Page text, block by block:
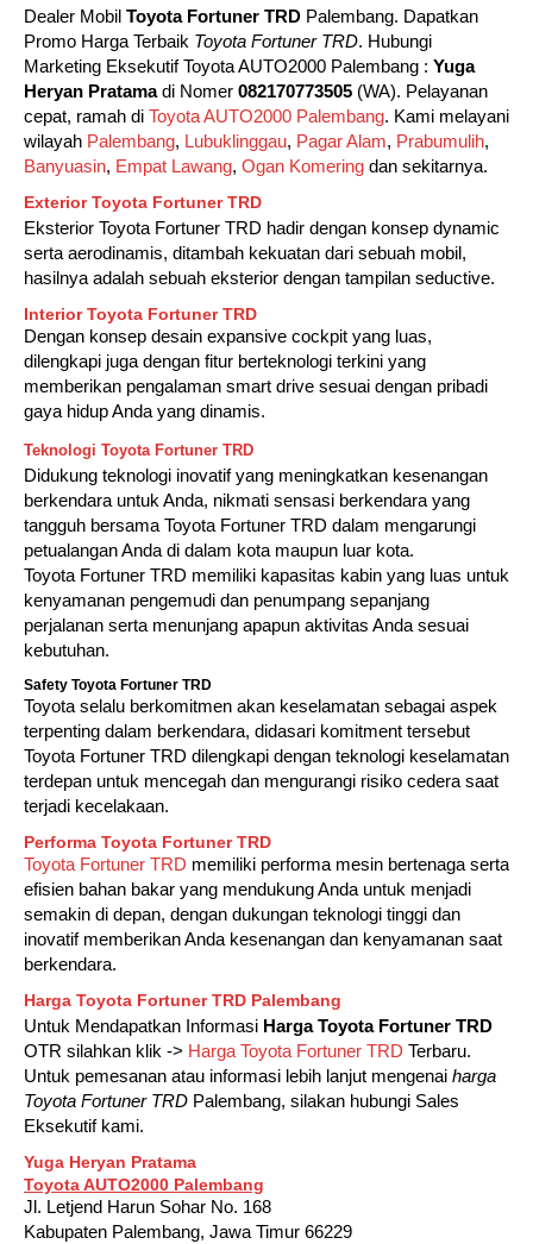
Dealer Mobil Toyota Fortuner TRD Palembang. Dapatkan
Promo Harga Terbaik Toyota Fortuner TRD. Hubungi
Marketing Eksekutif Toyota AUTO2000 Palembang : Yuga
Heryan Pratamadi Nomer 082170773505 (WA). Pelayanan
cepat, ramah di Toyota AUTO2000 Palembang. Kami melayani
wilayah Palembang, Lubuklinggau, Pagar Alam, Prabumulih,
Banyuasin, Empat Lawang, Ogan Komering dan sekitarnya.
Exterior Toyota Fortuner TRD
Eksterior Toyota Fortuner TRD hadir dengan konsep dynamic
serta aerodinamis, ditambah kekuatan dari sebuah mobil,
hasilnya adalah sebuah eksterior dengan tampilan seductive.
Interior Toyota Fortuner TRD
Dengan konsep desain expansive cockpit yang luas,
dilengkapi juga dengan fitur berteknologi terkini yang
memberikan pengalaman smart drive sesuai dengan pribadi
gaya hidup Anda yang dinamis.
Teknologi Toyota Fortuner TRD
Didukung teknologi inovatif yang meningkatkan kesenangan
berkendara untuk Anda, nikmati sensasi berkendara yang
tangguh bersama Toyota Fortuner TRD dalam mengarungi
petualangan Anda di dalam kota maupun luar kota.
Toyota Fortuner TRD memiliki kapasitas kabin yang luas untuk
kenyamanan pengemudi dan penumpang sepanjang
perjalanan serta menunjang apapun aktivitas Anda sesuai
kebutuhan.
Safety Toyota Fortuner TRD
Toyota selalu berkomitmen akan keselamatan sebagai aspek
terpenting dalam berkendara, didasari komitment tersebut
Toyota Fortuner TRD dilengkapi dengan teknologi keselamatan
terdepan untuk mencegah dan mengurangi risiko cedera saat
terjadi kecelakaan.
Performa Toyota Fortuner TRD
Toyota Fortuner TRD memiliki performa mesin bertenaga serta
efisien bahan bakar yang mendukung Anda untuk menjadi
semakin di depan, dengan dukungan teknologi tinggi dan
inovatif memberikan Anda kesenangan dan kenyamanan saat
berkendara.
Harga Toyota Fortuner TRD Palembang
Untuk Mendapatkan Informasi Harga Toyota Fortuner TRD
OTR silahkan klik -> Harga Toyota Fortuner TRD Terbaru.
Untuk pemesanan atau informasi lebih lanjut mengenai harga
Toyota Fortuner TRD Palembang, silakan hubungi Sales
Eksekutif kami.
Yuga Heryan Pratama
Toyota AUTO2000 Palembang
Jl. Letjend Harun Sohar No. 168
Kabupaten Palembang, Jawa Timur 66229